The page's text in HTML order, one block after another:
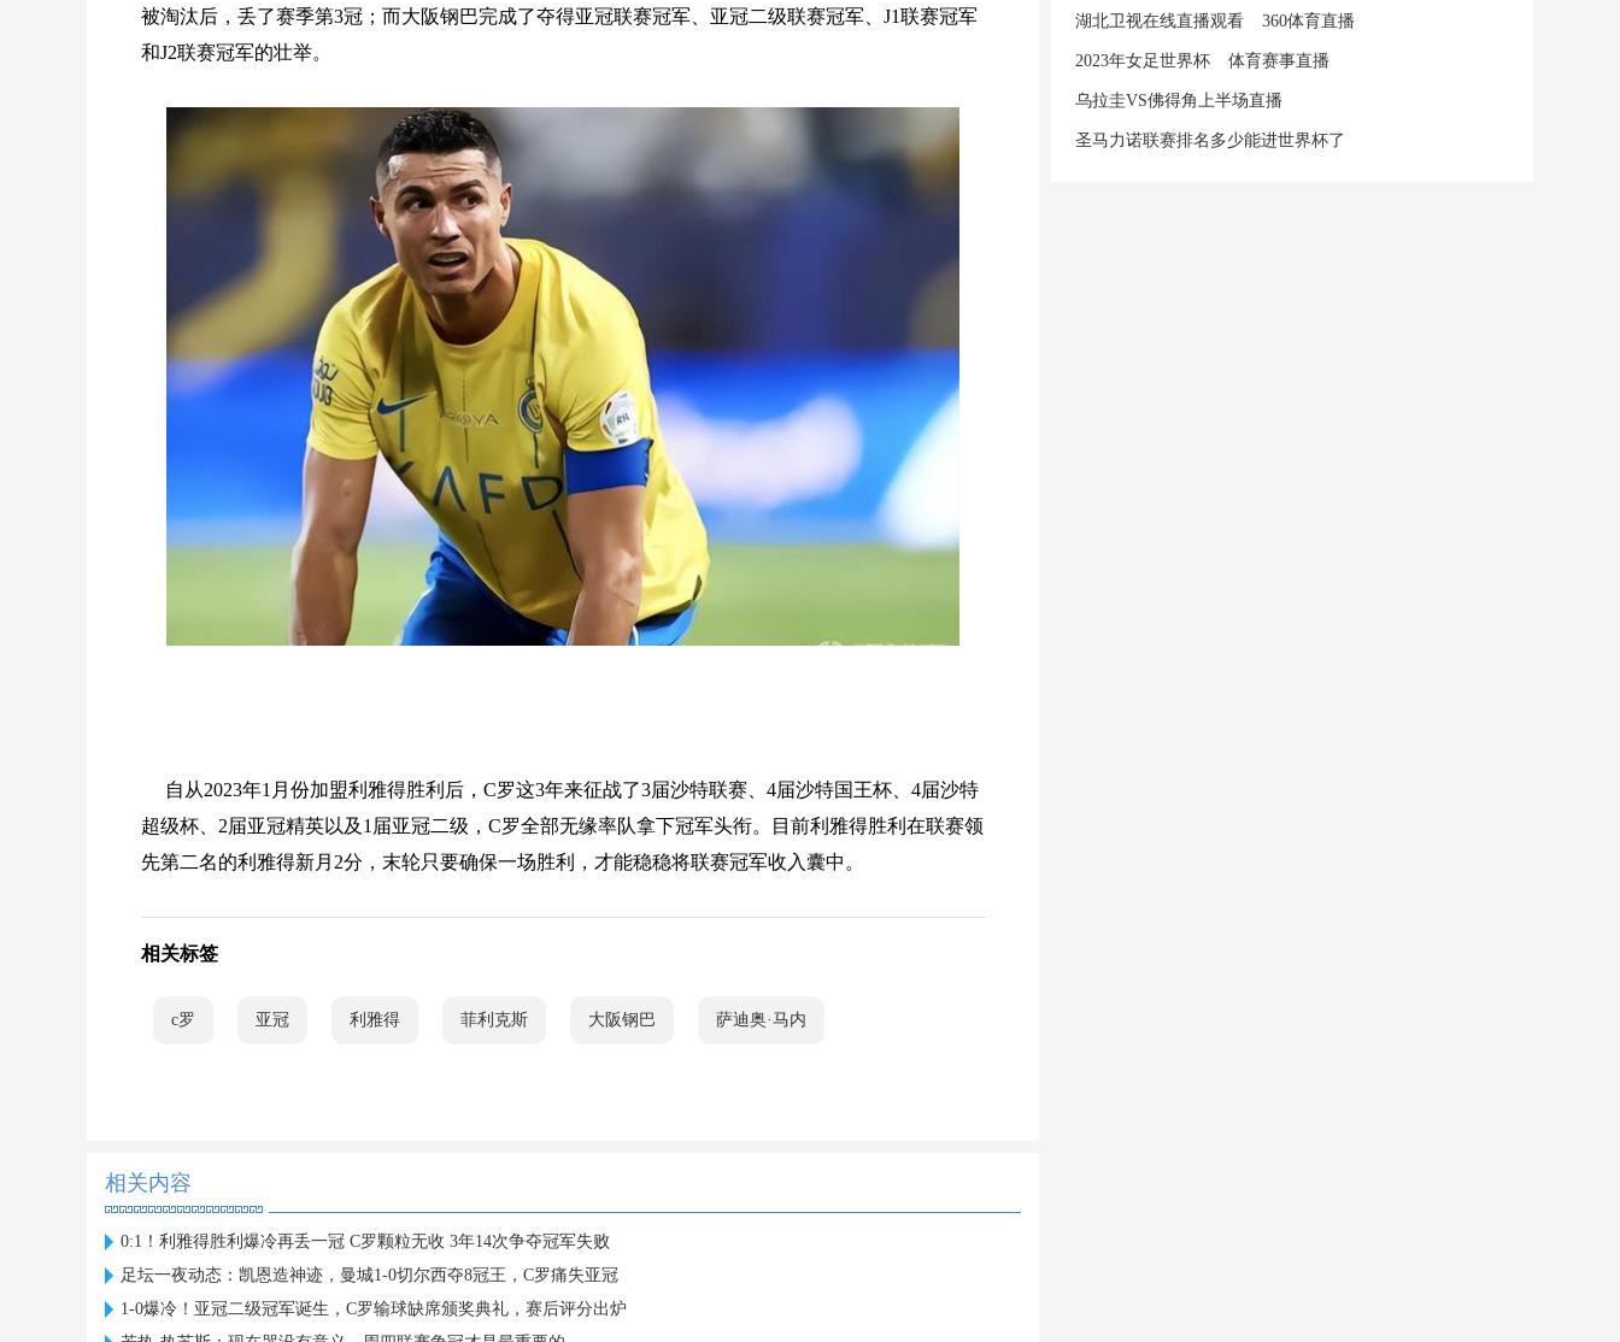
被淘汰后，丢了赛季第3冠；而大阪钢巴完成了夺得亚冠联赛冠军、亚冠二级联赛冠军、J1联赛冠军
和J2联赛冠军的壮举。
自从2023年1月份加盟利雅得胜利后，C罗这3年来征战了3届沙特联赛、4届沙特国王杯、4届沙特
超级杯、2届亚冠精英以及1届亚冠二级，C罗全部无缘率队拿下冠军头衔。目前利雅得胜利在联赛领
先第二名的利雅得新月2分，末轮只要确保一场胜利，才能稳稳将联赛冠军收入囊中。
相关标签
c罗 亚冠 利雅得 菲利克斯 大阪钢巴 萨迪奥·马内
相关内容
0:1！利雅得胜利爆冷再丢一冠 C罗颗粒无收 3年14次争夺冠军失败
足坛一夜动态：凯恩造神迹，曼城1-0切尔西夺8冠王，C罗痛失亚冠
1-0爆冷！亚冠二级冠军诞生，C罗输球缺席颁奖典礼，赛后评分出炉
湖北卫视在线直播观看 360体育直播
2023年女足世界杯 体育赛事直播
乌拉圭VS佛得角上半场直播
圣马力诺联赛排名多少能进世界杯了